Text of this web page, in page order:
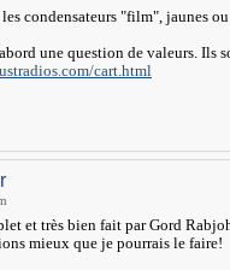
condensateurs "film", jaunes
une question de valeurs.
cart.html
et très bien fait par Gord
mieux que je pourrais le faire!